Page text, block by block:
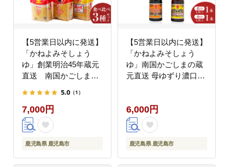
【5営業日以内に発送】
「かねよみそしょう
ゆ」創業明治45年蔵元
直送 南国かごしまの
ト K058-018
5.0 （1）
7,000円
鹿児島県 鹿児島市
【5営業日以内に発送】
「かねよみそしょう
ゆ」南国かごしまの蔵
元直送 母ゆずり濃口・
6,000円
鹿児島県 鹿児島市